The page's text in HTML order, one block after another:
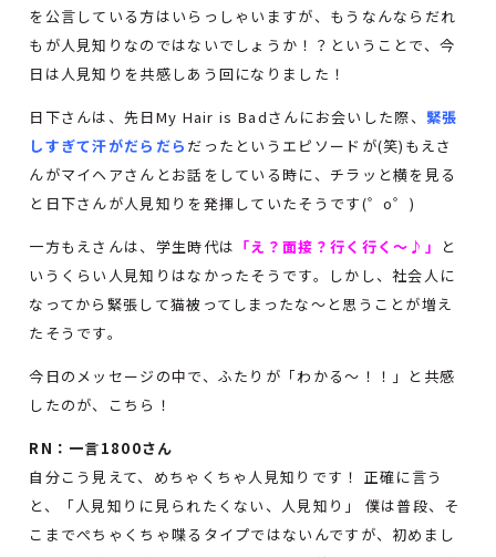
を公言している方はいらっしゃいますが、もうなんならだれ
もが人見知りなのではないでしょうか！？ということで、今
日は人見知りを共感しあう回になりました！
日下さんは、先日My Hair is Badさんにお会いした際、 緊張
しすぎて汗がだらだら だったというエピソードが(笑)もえさ
んがマイヘアさんとお話をしている時に、チラッと横を見る
と日下さんが人見知りを発揮していたそうです(゜o゜)
一方もえさんは、学生時代は 「え？面接？行く行く～♪」
と
いうくらい人見知りはなかったそうです。しかし、社会人に
なってから緊張して猫被ってしまったな～と思うことが増え
たそうです。
今日のメッセージの中で、ふたりが「わかる～！！」と共感
したのが、こちら！
RN：一言1800さん
自分こう見えて、めちゃくちゃ人見知りです！ 正確に言う
と、「人見知りに見られたくない、人見知り」 僕は普段、そ
こまでぺちゃくちゃ喋るタイプではないんですが、初めまし